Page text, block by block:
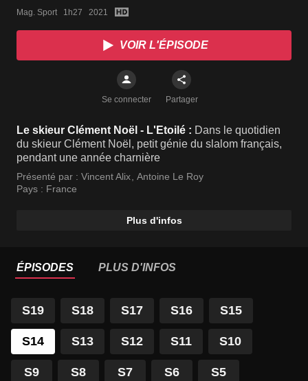
Mag. Sport   1h27   2021
VOIR L'ÉPISODE
Se connecter Partager
Le skieur Clément Noël - L'Etoilé : Dans le quotidien
du skieur Clément Noël, petit génie du slalom français,
pendant une année charnière
Présenté par : Vincent Alix Antoine Le Roy
Pays : France
Plus d'infos
ÉPISODES PLUS D'INFOS
S19 S18 S17 S16 S15
S14 S13 S12 S11 S10
S9 S8 S7 S6 S5